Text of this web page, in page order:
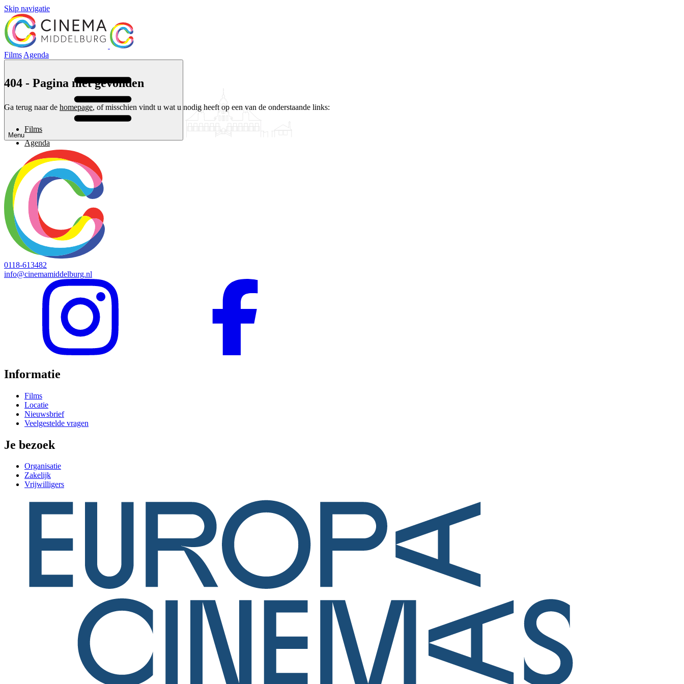
Skip navigatie
Films Agenda
Menu
404 - Pagina niet gevonden
Ga terug naar de homepage, of misschien vindt u wat u nodig heeft op een van de onderstaande links:
Films
Agenda
0118-613482
info@cinemamiddelburg.nl
Informatie
Films
Locatie
Nieuwsbrief
Veelgestelde vragen
Je bezoek
Organisatie
Zakelijk
Vrijwilligers